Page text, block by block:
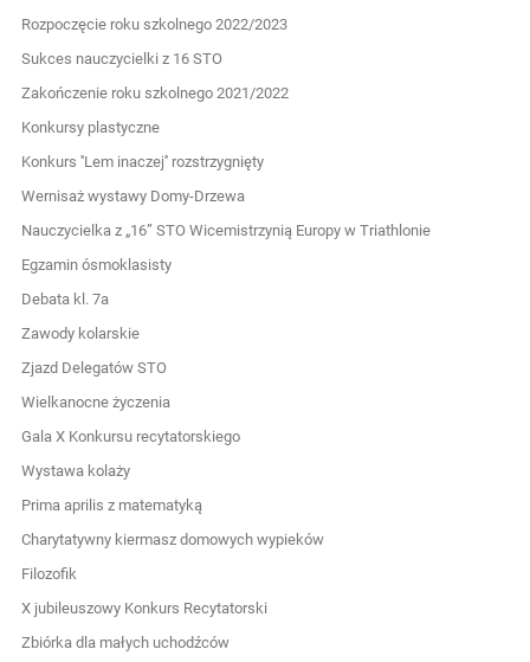
Rozpoczęcie roku szkolnego 2022/2023
Sukces nauczycielki z 16 STO
Zakończenie roku szkolnego 2021/2022
Konkursy plastyczne
Konkurs ''Lem inaczej'' rozstrzygnięty
Wernisaż wystawy Domy-Drzewa
Nauczycielka z „16” STO Wicemistrzynią Europy w Triathlonie
Egzamin ósmoklasisty
Debata kl. 7a
Zawody kolarskie
Zjazd Delegatów STO
Wielkanocne życzenia
Gala X Konkursu recytatorskiego
Wystawa kolaży
Prima aprilis z matematyką
Charytatywny kiermasz domowych wypieków
Filozofik
X jubileuszowy Konkurs Recytatorski
Zbiórka dla małych uchodźców